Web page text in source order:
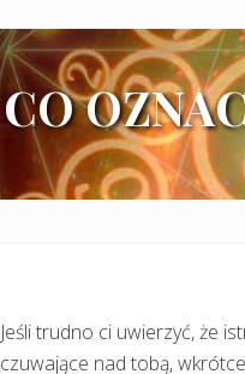
CO
Jeśli trudno ci uwierzyć, że
czuwające nad tobą,